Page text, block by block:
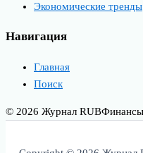
Экономические тренды
Навигация
Главная
Поиск
© 2026 Журнал RUB